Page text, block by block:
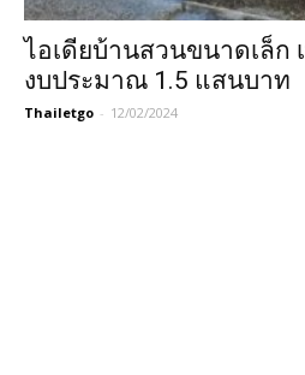
ไอเดียบ้านสวนขนาดเล็ก
งบประมาณ 1.5 แสนบาท
Thailetgo - 12/02/2024